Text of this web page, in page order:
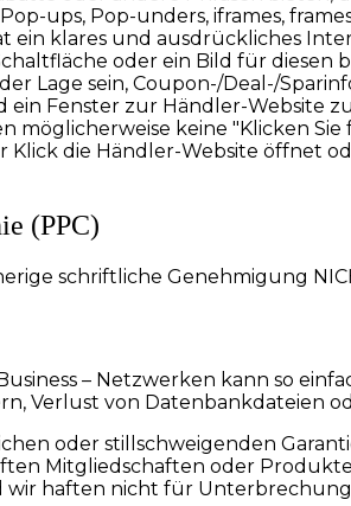
ups, Pop-unders, iframes,
ein klares und ausdrückliches
oder ein Bild für
Lage sein, Coupon-/Deal-/
ein Fenster zur Händler-Website
möglicherweise keine "Klicken
die Händler-Website öffnet
(PPC)
schriftliche Genehmigung
– Netzwerken kann so
Verlust von Datenbankdateien
oder stillschweigenden
Mitgliedschaften oder
wir haften nicht für